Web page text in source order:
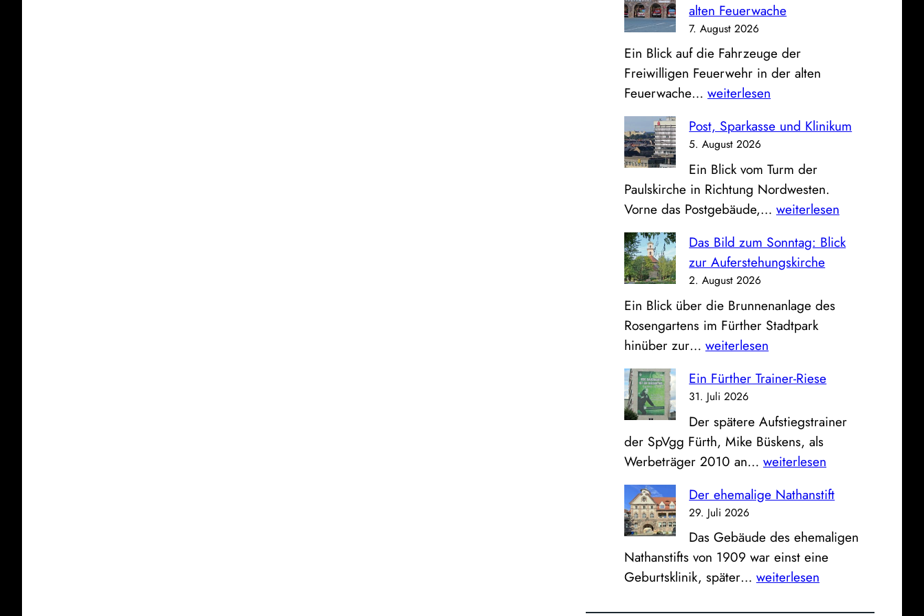
alten Feuerwache
7. August 2026
Ein Blick auf die Fahrzeuge der
Freiwilligen Feuerwehr in der alten
Feuerwache… O
f
e
n
e
F
h
r
e
u
g
h
a
e
a
n
d
e
r
a
t
weiterlesen
Post, Sparkasse und Klinikum
5. August 2026
Ein Blick vom Turm der
Paulskirche in Richtung Nordwesten.
Vorne das Postgebäude,… P
s
t
S
p
k
s
s
e
u
d
K
l
i
n
weiterlesen
Das Bild zum Sonntag: Blick
zur Auferstehungskirche
2. August 2026
Ein Blick über die Brunnenanlage des
Rosengartens im Fürther Stadtpark
hinüber zur… D
s
B
i
l
d
u
m
S
o
n
weiterlesen
Ein Fürther Trainer-Riese
31. Juli 2026
Der spätere Aufstiegstrainer
der SpVgg Fürth, Mike Büskens, als
Werbeträger 2010 an… E
n
ü
r
t
weiterlesen
Der ehemalige Nathanstift
29. Juli 2026
Das Gebäude des ehemaligen
Nathanstifts von 1909 war einst eine
Geburtsklinik, später… D
weiterlesen